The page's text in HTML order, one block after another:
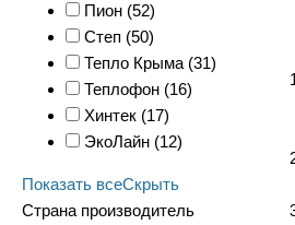
Пион (52)
Степ (50)
Тепло Крыма (31)
Теплофон (16)
Хинтек (17)
ЭкоЛайн (12)
Показать всеСкрыть
Страна производитель